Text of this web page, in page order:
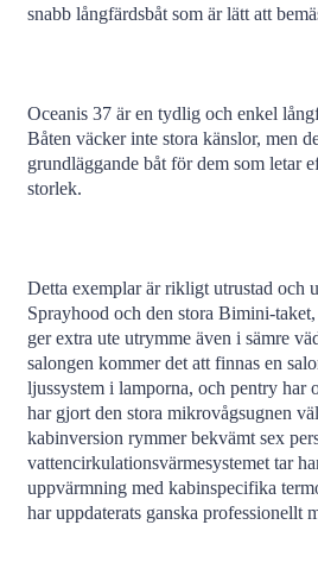
snabb långfärdsbåt som är lätt att
Oceanis 37 är en tydlig och enkel
Båten väcker inte stora känslor, men
grundläggande båt för dem som letar
storlek.
Detta exemplar är rikligt utrustad och
Sprayhood och den stora Bimini-
ger extra ute utrymme även i sämre
salongen kommer det att finnas en
ljussystem i lamporna, och pentry har
har gjort den stora mikrovågsugnen
kabinversion rymmer bekvämt sex
vattencirkulationsvärmesystemet tar
uppvärmning med kabinspecifika
har uppdaterats ganska professionellt